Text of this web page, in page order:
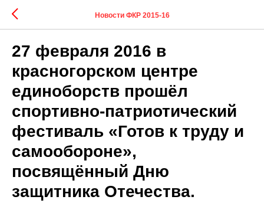
Новости ФКР 2015-16
27 февраля 2016 в
красногорском центре
единоборств прошёл
спортивно-патриотический
фестиваль «Готов к труду и
самообороне»,
посвящённый Дню
защитника Отечества.